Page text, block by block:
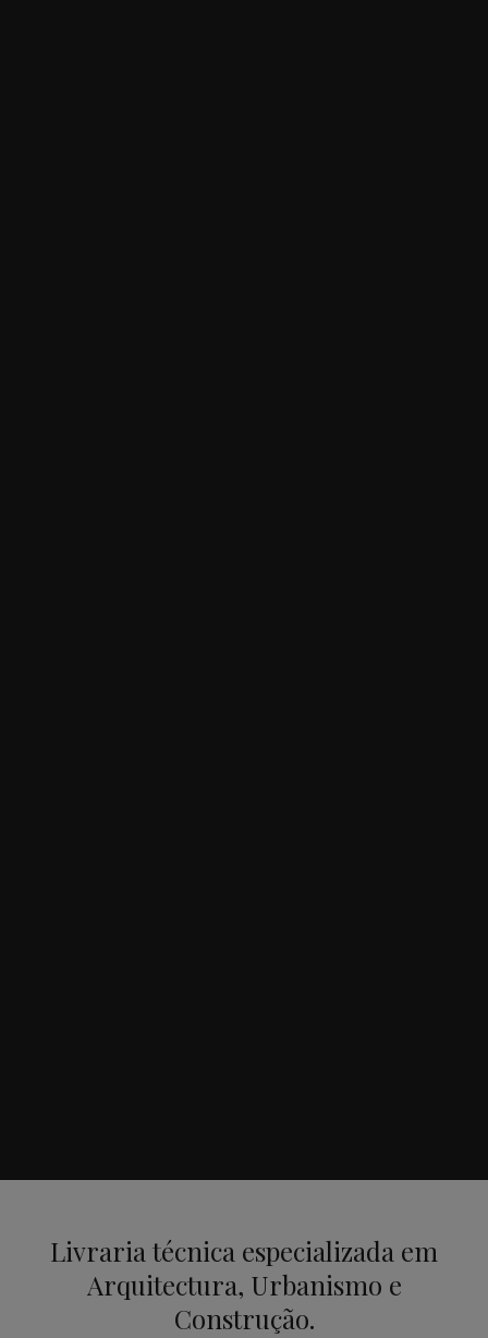
Livraria técnica especializada em
Arquitectura, Urbanismo e
Construção.